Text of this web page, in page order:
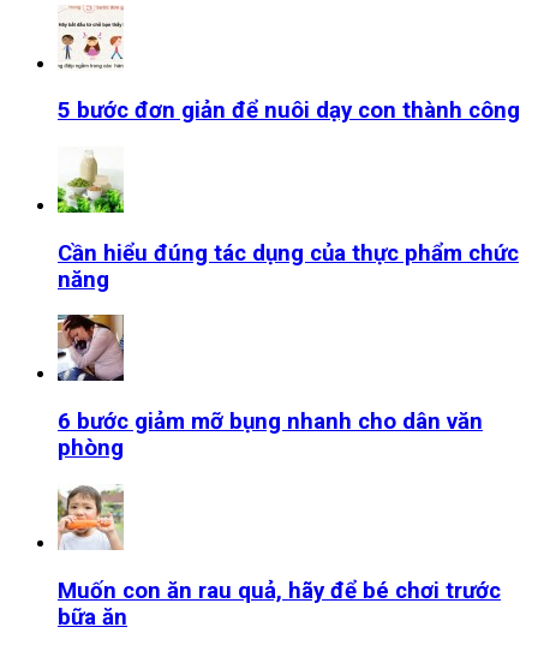
5 bước đơn giản để nuôi dạy con thành công
Cần hiểu đúng tác dụng của thực phẩm chức
năng
6 bước giảm mỡ bụng nhanh cho dân văn
phòng
Muốn con ăn rau quả, hãy để bé chơi trước
bữa ăn